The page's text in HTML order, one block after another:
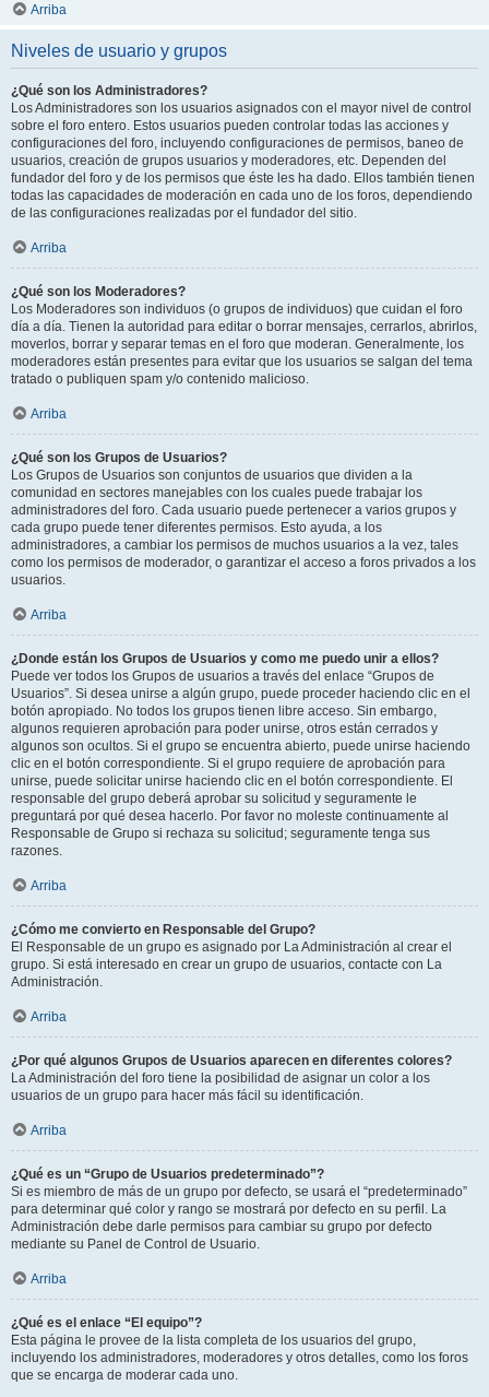
Arriba
Niveles de usuario y grupos
¿Qué son los Administradores?
Los Administradores son los usuarios asignados con el mayor nivel de control
sobre el foro entero. Estos usuarios pueden controlar todas las acciones y
configuraciones del foro, incluyendo configuraciones de permisos, baneo de
usuarios, creación de grupos usuarios y moderadores, etc. Dependen del
fundador del foro y de los permisos que éste les ha dado. Ellos también tienen
todas las capacidades de moderación en cada uno de los foros, dependiendo
de las configuraciones realizadas por el fundador del sitio.
Arriba
¿Qué son los Moderadores?
Los Moderadores son individuos (o grupos de individuos) que cuidan el foro
día a día. Tienen la autoridad para editar o borrar mensajes, cerrarlos, abrirlos,
moverlos, borrar y separar temas en el foro que moderan. Generalmente, los
moderadores están presentes para evitar que los usuarios se salgan del tema
tratado o publiquen spam y/o contenido malicioso.
Arriba
¿Qué son los Grupos de Usuarios?
Los Grupos de Usuarios son conjuntos de usuarios que dividen a la
comunidad en sectores manejables con los cuales puede trabajar los
administradores del foro. Cada usuario puede pertenecer a varios grupos y
cada grupo puede tener diferentes permisos. Esto ayuda, a los
administradores, a cambiar los permisos de muchos usuarios a la vez, tales
como los permisos de moderador, o garantizar el acceso a foros privados a los
usuarios.
Arriba
¿Donde están los Grupos de Usuarios y como me puedo unir a ellos?
Puede ver todos los Grupos de usuarios a través del enlace “Grupos de
Usuarios”. Si desea unirse a algún grupo, puede proceder haciendo clic en el
botón apropiado. No todos los grupos tienen libre acceso. Sin embargo,
algunos requieren aprobación para poder unirse, otros están cerrados y
algunos son ocultos. Si el grupo se encuentra abierto, puede unirse haciendo
clic en el botón correspondiente. Si el grupo requiere de aprobación para
unirse, puede solicitar unirse haciendo clic en el botón correspondiente. El
responsable del grupo deberá aprobar su solicitud y seguramente le
preguntará por qué desea hacerlo. Por favor no moleste continuamente al
Responsable de Grupo si rechaza su solicitud; seguramente tenga sus
razones.
Arriba
¿Cómo me convierto en Responsable del Grupo?
El Responsable de un grupo es asignado por La Administración al crear el
grupo. Si está interesado en crear un grupo de usuarios, contacte con La
Administración.
Arriba
¿Por qué algunos Grupos de Usuarios aparecen en diferentes colores?
La Administración del foro tiene la posibilidad de asignar un color a los
usuarios de un grupo para hacer más fácil su identificación.
Arriba
¿Qué es un “Grupo de Usuarios predeterminado”?
Si es miembro de más de un grupo por defecto, se usará el “predeterminado”
para determinar qué color y rango se mostrará por defecto en su perfil. La
Administración debe darle permisos para cambiar su grupo por defecto
mediante su Panel de Control de Usuario.
Arriba
¿Qué es el enlace “El equipo”?
Esta página le provee de la lista completa de los usuarios del grupo,
incluyendo los administradores, moderadores y otros detalles, como los foros
que se encarga de moderar cada uno.